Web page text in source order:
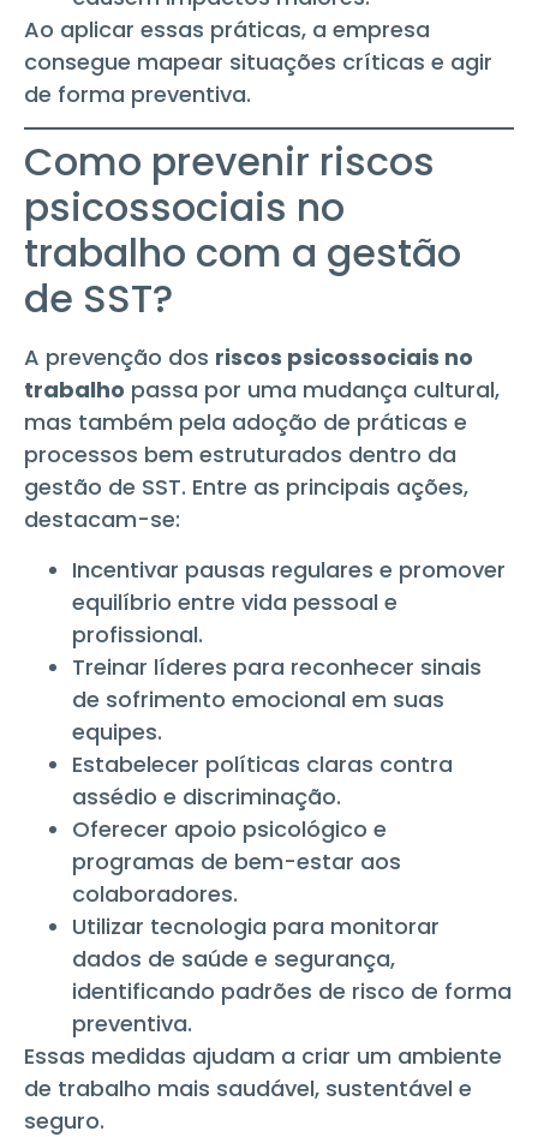
Ao aplicar essas práticas, a empresa
consegue mapear situações críticas e agir
de forma preventiva.
Como prevenir riscos
psicossociais no
trabalho com a gestão
de SST?
A prevenção dos riscos psicossociais no
trabalho passa por uma mudança cultural,
mas também pela adoção de práticas e
processos bem estruturados dentro da
gestão de SST. Entre as principais ações,
destacam-se:
Incentivar pausas regulares e promover
equilíbrio entre vida pessoal e
profissional.
Treinar líderes para reconhecer sinais
de sofrimento emocional em suas
equipes.
Estabelecer políticas claras contra
assédio e discriminação.
Oferecer apoio psicológico e
programas de bem-estar aos
colaboradores.
Utilizar tecnologia para monitorar
dados de saúde e segurança,
identificando padrões de risco de forma
preventiva.
Essas medidas ajudam a criar um ambiente
de trabalho mais saudável, sustentável e
seguro.